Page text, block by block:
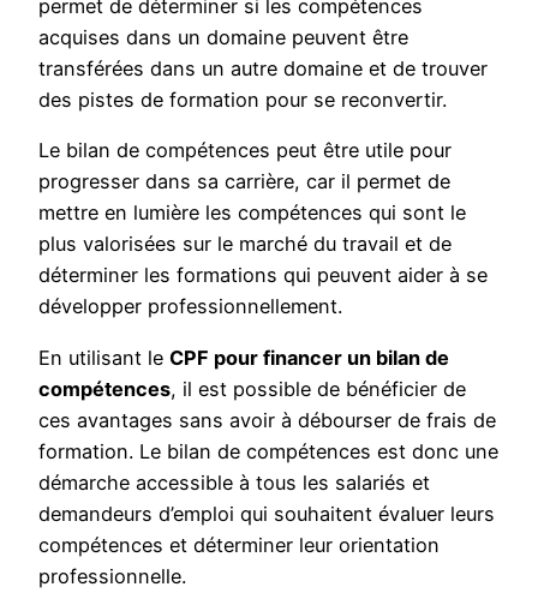
permet de déterminer si les compétences
acquises dans un domaine peuvent être
transférées dans un autre domaine et de trouver
des pistes de formation pour se reconvertir.
Le bilan de compétences peut être utile pour
progresser dans sa carrière, car il permet de
mettre en lumière les compétences qui sont le
plus valorisées sur le marché du travail et de
déterminer les formations qui peuvent aider à se
développer professionnellement.
En utilisant le CPF pour financer un bilan de
compétences, il est possible de bénéficier de
ces avantages sans avoir à débourser de frais de
formation. Le bilan de compétences est donc une
démarche accessible à tous les salariés et
demandeurs d’emploi qui souhaitent évaluer leurs
compétences et déterminer leur orientation
professionnelle.